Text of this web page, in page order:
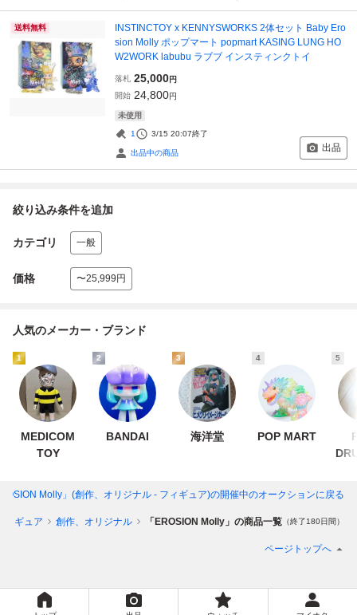
送料無料
INSTINCTOY x KENNYSWORKS 2体セット Baby Ero
sion Molly ポップマート popmart KASING LUNG HO
W2WORK labubu ラブブ インスティンクトイ
落札 25,000円
開始 24,800円
未使用
1 3/15 20:07終了
出品中の商品 出品
絞り込み条件を追加
カテゴリ 一般
価格 〜25,999円
人気のメーカー・ブランド
1
MEDICOM
TOY
2
BANDAI
3
海洋堂
4
POP MART
5
Molly」(創作、オリジナル - フィギュア)の開催中のオークションに戻る
ィギュア 創作、オリジナル 「EROSION Molly」の商品一覧 （終了180日間）
ページトップへ